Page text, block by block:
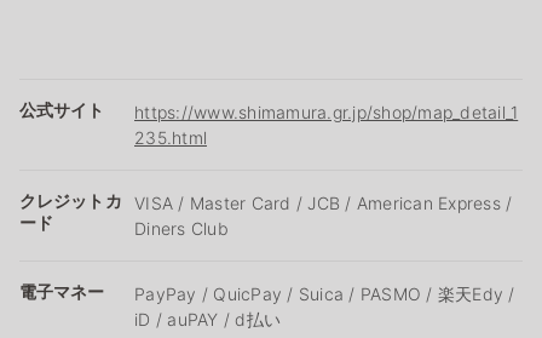
公式サイト
https://www.shimamura.gr.jp/shop/map_detail_1
235.html
クレジットカ
ード
VISA / Master Card / JCB / American Express /
Diners Club
電子マネー
PayPay / QuicPay / Suica / PASMO / 楽天Edy /
iD / auPAY / d払い